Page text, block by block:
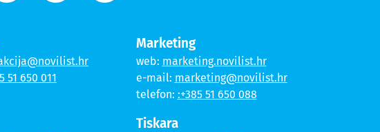
51 650 011
Marketing
web: marketing.novilist.hr
e-mail: marketing@novilist.hr
telefon: :+385 51 650 088
Tiskara